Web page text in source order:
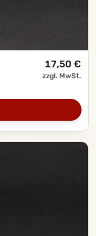
17,50 €
zzgl. MwSt.